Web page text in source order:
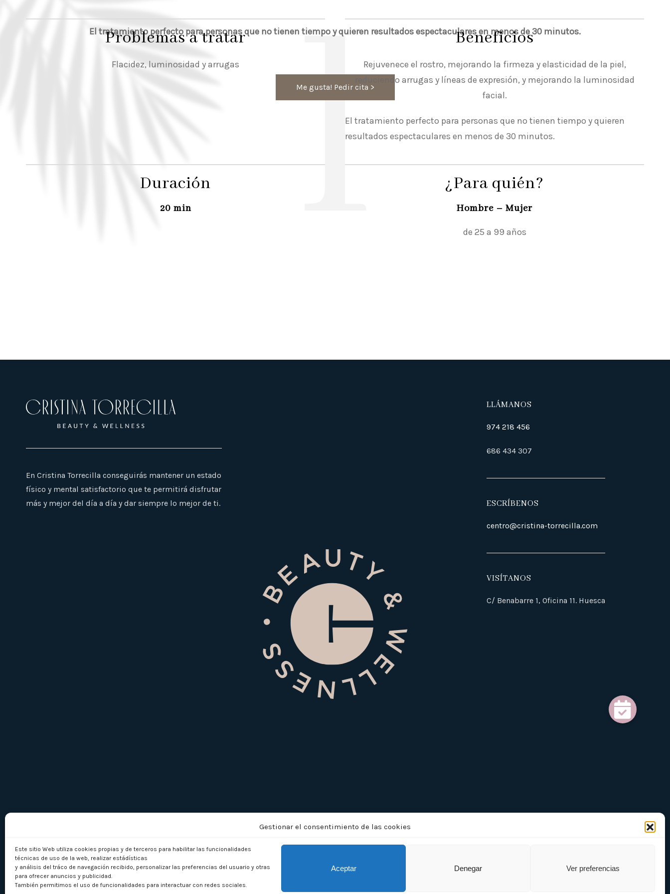
Gestionar el consentimiento de las cookies
Este sitio Web utiliza cookies propias y de terceros para habilitar las funcionalidades
técnicas de uso de la web, realizar estádísticas
y análisis del tráco de navegación recibido, personalizar las preferencias del usuario y otras
para ofrecer anuncios y publicidad.
También permitimos el uso de funcionalidades para interactuar con redes sociales.
Aceptar Denegar Ver preferencias
l
El tratamiento perfecto para personas que no tienen tiempo y quieren resultados espectaculares en menos de 30 minutos.
Me gusta! Pedir cita >
Problemas a tratar
Flacidez, luminosidad y arrugas
Beneficios
Rejuvenece el rostro, mejorando la firmeza y elasticidad de la piel,
reduciendo arrugas y líneas de expresión, y mejorando la luminosidad
facial.
El tratamiento perfecto para personas que no tienen tiempo y quieren
resultados espectaculares en menos de 30 minutos.
Duración
20 min
¿Para quién?
Hombre – Mujer
de 25 a 99 años
En Cristina Torrecilla conseguirás mantener un estado
físico y mental satisfactorio que te permitirá disfrutar
más y mejor del día a día y dar siempre lo mejor de ti.
LLÁMANOS
974 218 456
686 434 307
ESCRÍBENOS
centro@cristina-torrecilla.com
VISÍTANOS
C/ Benabarre 1, Oficina 11. Huesca